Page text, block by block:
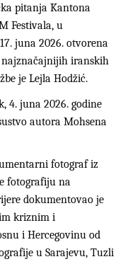
pitanja Kantona
Festivala, u
juna 2026. otvorena
najznačajnijih iranskih
je Lejla Hodžić.
4. juna 2026. godine
autora Mohsena
fotograf iz
fotografiju na
dokumentovao je
kriznim i
i Hercegovinu od
u Sarajevu, Tuzli